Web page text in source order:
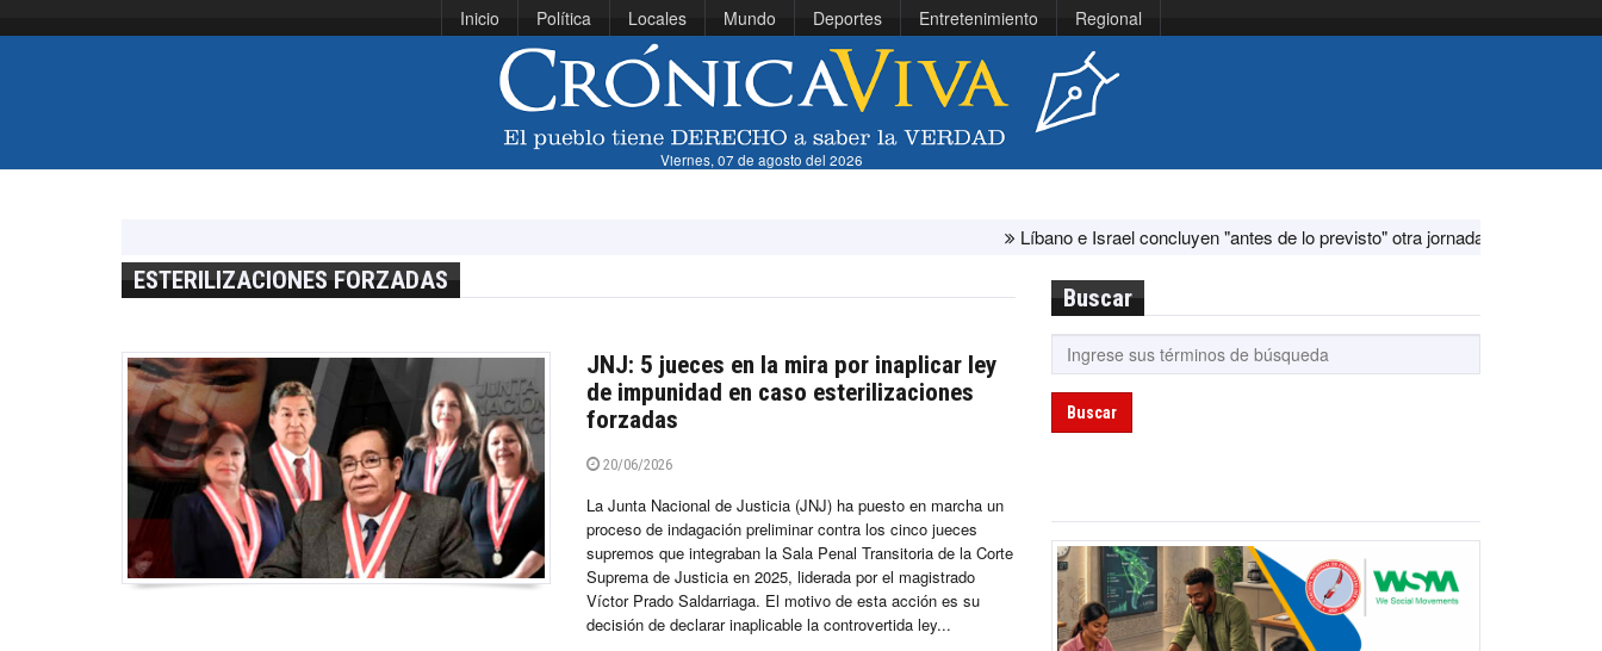
Inicio Política Locales Mundo Deportes Entretenimiento Regional
Viernes, 07 de agosto del 2026
Líbano e Israel concluyen "antes de lo previsto" otra jornada de diálogo por
ESTERILIZACIONES FORZADAS
JNJ: 5 jueces en la mira por inaplicar ley
de impunidad en caso esterilizaciones
forzadas
20/06/2026
La Junta Nacional de Justicia (JNJ) ha puesto en marcha un
proceso de indagación preliminar contra los cinco jueces
supremos que integraban la Sala Penal Transitoria de la Corte
Suprema de Justicia en 2025, liderada por el magistrado
Víctor Prado Saldarriaga. El motivo de esta acción es su
decisión de declarar inaplicable la controvertida ley...
Buscar
Buscar